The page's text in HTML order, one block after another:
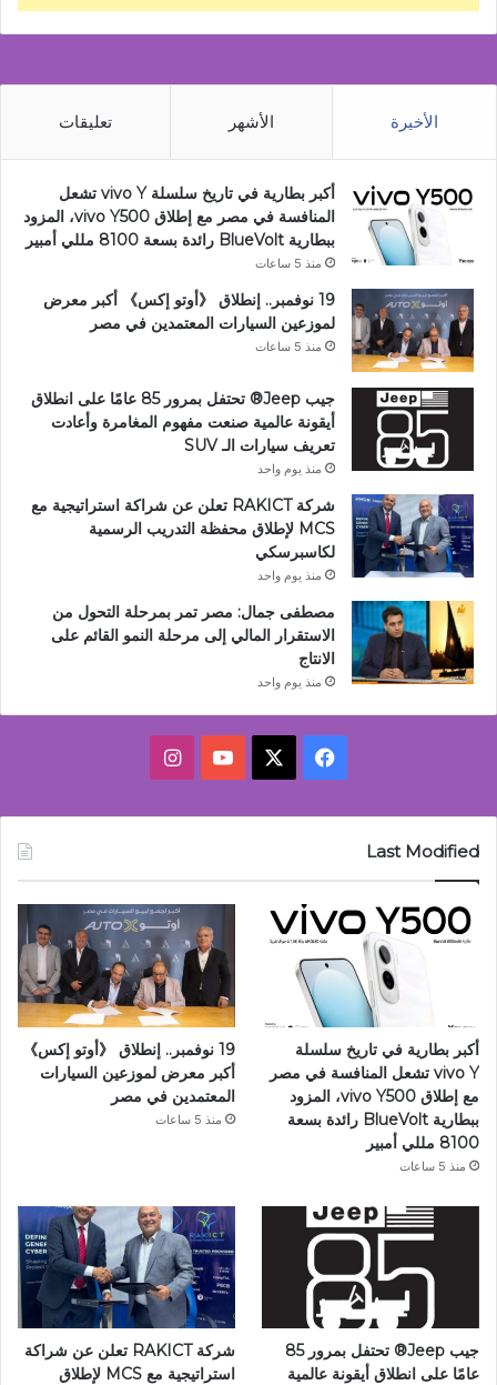
الأخيرة الأشهر تعليقات
أكبر بطارية في تاريخ سلسلة vivo Y تشعل
المنافسة في مصر مع إطلاق vivo Y500، المزود
ببطارية BlueVolt رائدة بسعة 8100 مللي أمبير
منذ 5 ساعات
19 نوفمبر.. إنطلاق 《أوتو إكس》 أكبر معرض
لموزعين السيارات المعتمدين في مصر
منذ 5 ساعات
جيب Jeep®️ تحتفل بمرور 85 عامًا على انطلاق
أيقونة عالمية صنعت مفهوم المغامرة وأعادت
تعريف سيارات الـ SUV
منذ يوم واحد
شركة RAKICT تعلن عن شراكة استراتيجية مع
MCS لإطلاق محفظة التدريب الرسمية
لكاسبرسكي
منذ يوم واحد
مصطفى جمال: مصر تمر بمرحلة التحول من
الاستقرار المالي إلى مرحلة النمو القائم على
الانتاج
منذ يوم واحد
فيسبوك ‫YouTubeانستقرام
Last Modified
أكبر بطارية في تاريخ سلسلة
vivo Y تشعل المنافسة في مصر
مع إطلاق vivo Y500، المزود
ببطارية BlueVolt رائدة بسعة
8100 مللي أمبير
منذ 5 ساعات
19 نوفمبر.. إنطلاق 《أوتو إكس》
أكبر معرض لموزعين السيارات
المعتمدين في مصر
منذ 5 ساعات
جيب Jeep®️ تحتفل بمرور 85
عامًا على انطلاق أيقونة عالمية
شركة RAKICT تعلن عن شراكة
استراتيجية مع MCS لإطلاق